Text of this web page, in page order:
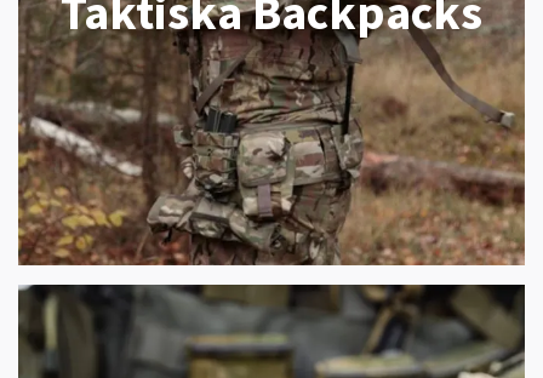
Taktiska Backpacks